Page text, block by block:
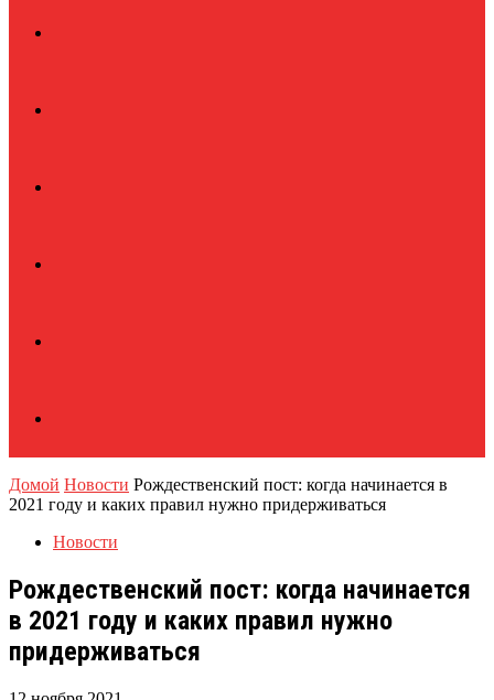
Домой Новости Рождественский пост: когда начинается в
2021 году и каких правил нужно придерживаться
Новости
Рождественский пост: когда начинается
в 2021 году и каких правил нужно
придерживаться